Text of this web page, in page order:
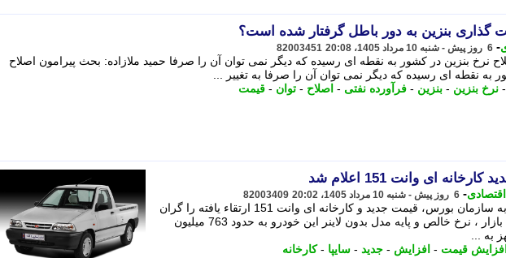
گذاری بنزین به دور باطل گرفتار شده است؟
- 6 روز پیش - شنبه 10 مرداد 1405، 20:08 82003451
نرخ بنزین در کشور به نقطه ای رسیده که دیگر نمی توان آن را صرفا حمید ملازاده: بحث پیرامون اصلاح
به نقطه ای رسیده که دیگر نمی توان آن را صرفا به تغییر ...
- نرخ بنزین - بنزین - فرآورده نفتی - اصلاح - توان - قیمت
ای وانت 151 اعلام شد
اقتصادی- 6 روز پیش - شنبه 10 مرداد 1405، 20:02 82003409
سایپا در نامه ای به سازمان بورس، قیمت جدید و کارخانه ای وانت 151 ارتقاء یافته را گران
کرد. - به گزارش بازار ، نرخ خالص و پایه مدل بدون لاینر این خودرو به حدود 763 میلیون
به ...
افزایش قیمت - افزایش - جدید - سایپا -کارخانه